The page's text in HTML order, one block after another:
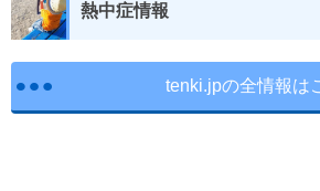
熱中症情報
tenki.jpの全情報は